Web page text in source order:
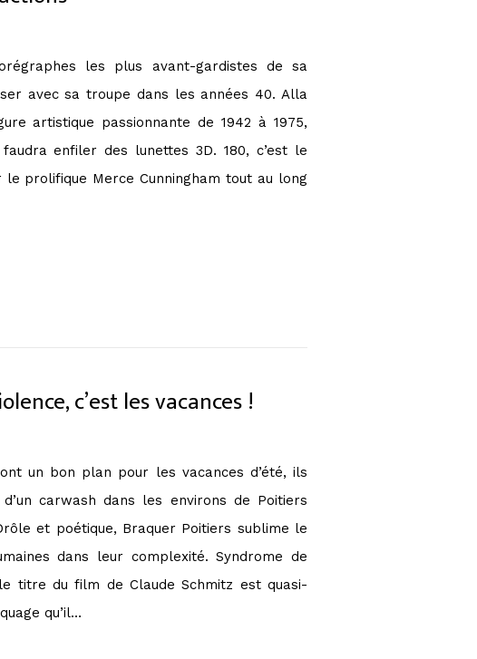
les plus avant-gardistes de sa
avec sa troupe dans les années 40. Alla
artistique passionnante de 1942 à 1975,
enfiler des lunettes 3D. 180, c’est le
prolifique Merce Cunningham tout au long
c’est les vacances !
un bon plan pour les vacances d’été, ils
carwash dans les environs de Poitiers
et poétique, Braquer Poitiers sublime le
dans leur complexité. Syndrome de
titre du film de Claude Schmitz est quasi-
qu’il…